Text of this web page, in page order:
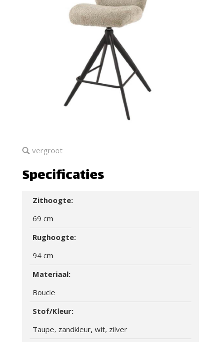
vergroot
Specificaties
Zithoogte:
69 cm
Rughoogte:
94 cm
Materiaal:
Boucle
Stof/Kleur:
Taupe, zandkleur, wit, zilver